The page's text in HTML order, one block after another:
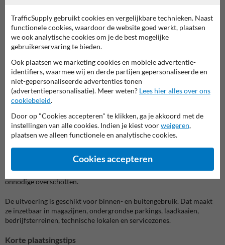
tijdelijke verkeersstromen
Reflecterende uitvoering is interessant waar koplampen,
werkverlichting of beperkte lichtinval een rol spelen
Schroefbare montage is aangewezen wanneer de bescherming
Technische pluspunten
De combinatie van polyurethaanschuim en een schroefbare montage
maakt deze hoekbescherming praktisch voor professioneel gebruik.
Het materiaal helpt contact op te vangen, terwijl de montageplaten
zorgen voor een vaste bevestiging. Daardoor is dit type geschikt voor
zones waar bescherming niet telkens mag verschuiven of loskomen.
of uitstekende delen te markeren. Omdat het profiel op maat kan
worden gesneden, kan je het aanpassen aan de exacte situatie zonder
onnodige overschotten.
De uitvoering is geschikt voor binnen- en buitengebruik. Dat maakt
ze inzetbaar in magazijnen, ondergrondse parkings, laadkaaien,
bedrijfsterreinen, technische lokalen en servicezones.
Korte plaatsingstips
TrafficSupply gebruikt cookies en vergelijkbare technieken. Naast
functionele cookies, waardoor de website goed werkt, plaatsen
we ook analytische cookies om je de best mogelijke
gebruikerservaring te bieden.
Ook plaatsen we marketing cookies en mobiele advertentie-
identifiers, waarmee wij en derde partijen gepersonaliseerde en
niet-gepersonaliseerde advertenties tonen
(advertentiepersonalisatie). Meer weten? Lees hier alles over ons
cookiebeleid.
Door op "Cookies accepteren" te klikken, ga je akkoord met de
instellingen van alle cookies. Indien je kiest voorweigeren,
plaatsen we alleen functionele en analytische cookies.
Cookies accepteren